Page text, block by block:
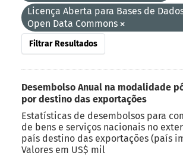
Licença Aberta para Bases de
Open Data Commons
Filtrar Resultados
Desembolso Anual na modalidade
por destino das exportações
Estatísticas de desembolsos para
de bens e serviços nacionais no
país destino das exportações (país
Valores em US$ mil